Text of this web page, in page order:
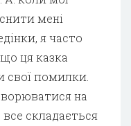
мені
я часто
ця казка
свої помилки.
на
складається